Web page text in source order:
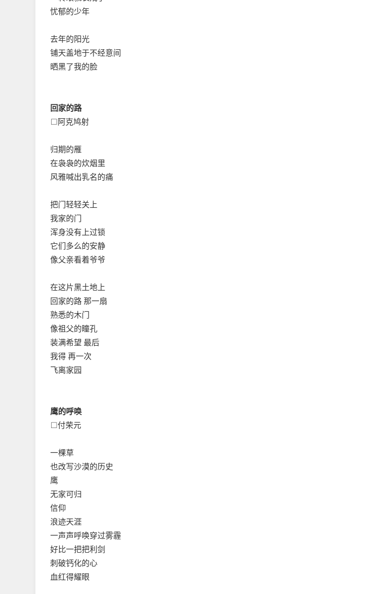
忧郁的少年
去年的阳光
铺天盖地于不经意间
晒黑了我的脸
回家的路
□阿克鸠射
归期的雁
在袅袅的炊烟里
风雅喊出乳名的痛
把门轻轻关上
我家的门
浑身没有上过锁
它们多么的安静
像父亲看着爷爷
在这片黑土地上
回家的路 那一扇
熟悉的木门
像祖父的瞳孔
装满希望 最后
我得 再一次
飞离家园
鹰的呼唤
□付荣元
一棵草
也改写沙漠的历史
鹰
无家可归
信仰
浪迹天涯
一声声呼唤穿过雾霾
好比一把把利剑
刺破钙化的心
血红得耀眼